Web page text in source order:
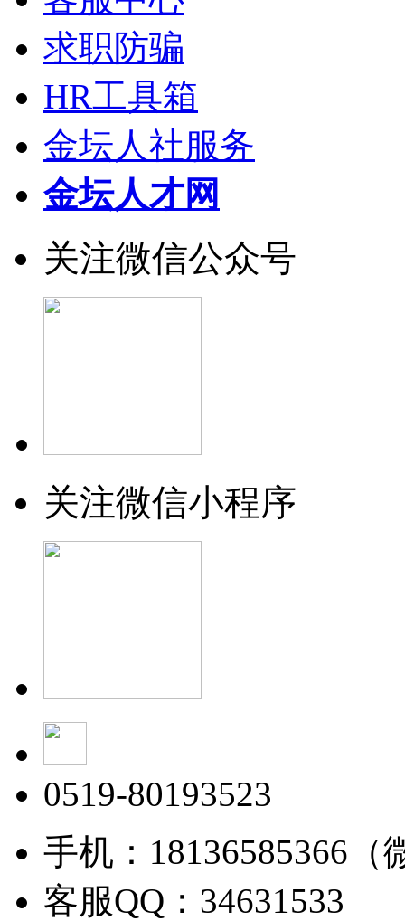
求职防骗
HR工具箱
金坛人社服务
金坛人才网
关注微信公众号
关注微信小程序
0519-80193523
手机：18136585366（
客服QQ：34631533